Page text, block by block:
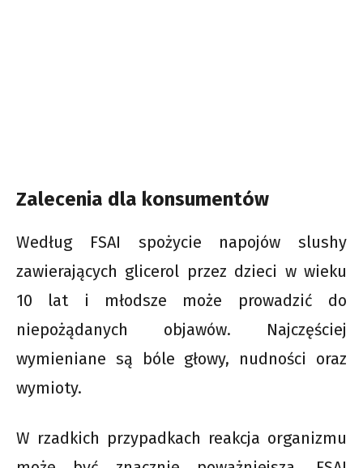
Zalecenia dla konsumentów
Według FSAI spożycie napojów slushy
zawierających glicerol przez dzieci w wieku
10 lat i młodsze może prowadzić do
niepożądanych objawów. Najczęściej
wymieniane są bóle głowy, nudności oraz
wymioty.
W rzadkich przypadkach reakcja organizmu